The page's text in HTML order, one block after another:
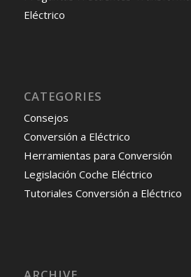
Eléctrico
CATEGORIES
Consejos
Conversión a Eléctrico
Herramientas para Conversión
Legislación Coche Eléctrico
Tutoriales Conversión a Eléctrico